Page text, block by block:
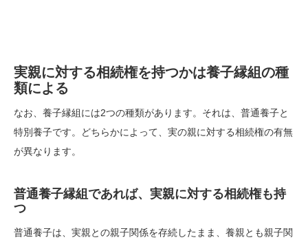
実親に対する相続権を持つかは養子縁組の種
類による
なお、養子縁組には2つの種類があります。それは、普通養子と
特別養子です。どちらかによって、実の親に対する相続権の有無
が異なります。
普通養子縁組であれば、実親に対する相続権も持
つ
普通養子は、実親との親子関係を存続したまま、養親とも親子関